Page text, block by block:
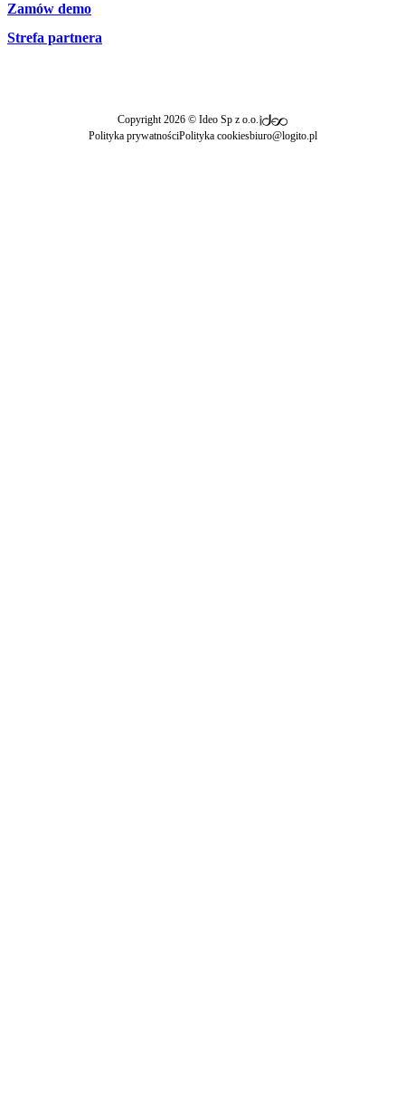
Zespół Logito
Aktualności
Zamów demo
Strefa partnera
Copyright 2026 © Ideo Sp z o.o.
Polityka prywatnościPolityka cookiesbiuro@logito.pl